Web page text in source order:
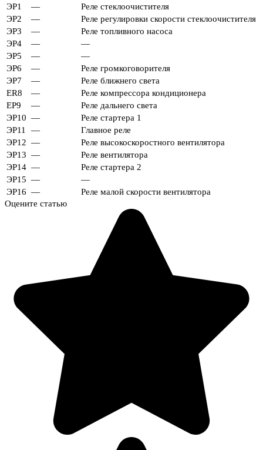
ЭР1
—
Реле стеклоочистителя
ЭР2
—
Реле регулировки скорости стеклоочистителя
ЭР3
—
Реле топливного насоса
ЭР4
—
—
ЭР5
—
—
ЭР6
—
Реле громкоговорителя
ЭР7
—
Реле ближнего света
ER8
—
Реле компрессора кондиционера
ЕР9
—
Реле дальнего света
ЭР10 —
Реле стартера 1
ЭР11
—
Главное реле
ЭР12 —
Реле высокоскоростного вентилятора
ЭР13 —
Реле вентилятора
ЭР14 —
Реле стартера 2
ЭР15 —
—
ЭР16 —
Реле малой скорости вентилятора
Оцените статью